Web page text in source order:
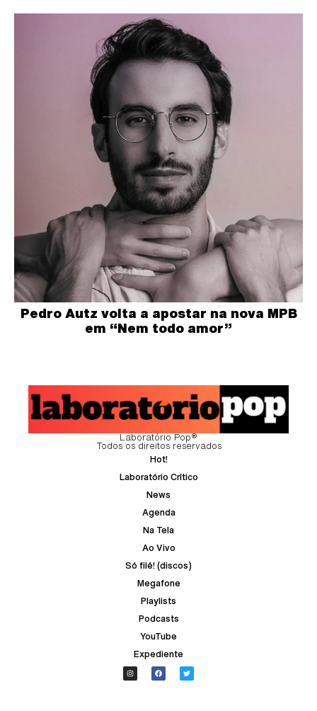
Pedro Autz volta a apostar na nova MPB
em “Nem todo amor”
Laboratório Pop®
Todos os direitos reservados
Hot!
Laboratório Crítico
News
Agenda
Na Tela
Ao Vivo
Só filé! (discos)
Megafone
Playlists
Podcasts
YouTube
Expediente